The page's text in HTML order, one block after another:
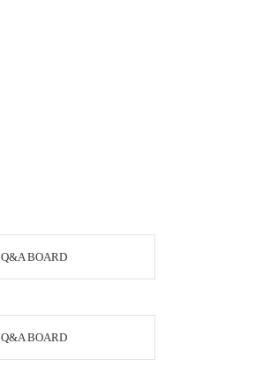
Q&A BOARD
Q&A BOARD